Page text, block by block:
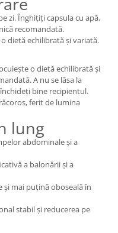
zi. Înghițiți capsula cu apă,
recomandată.
dietă echilibrată și variată.
o dietă echilibrată și
A nu se lăsa la
bine recipientul.
ferit de lumina
lung
abdominale și a
a balonării și a
puțină oboseală în
stabil și reducerea pe